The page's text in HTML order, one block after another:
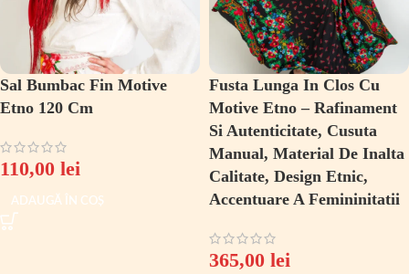
Sal Bumbac Fin Motive
Etno 120 Cm
110,00 lei
ADAUGĂ ÎN COȘ
Fusta Lunga In Clos Cu
Motive Etno – Rafinament
Si Autenticitate, Cusuta
Manual, Material De Inalta
Calitate, Design Etnic,
Accentuare A Femininitatii
365,00 lei